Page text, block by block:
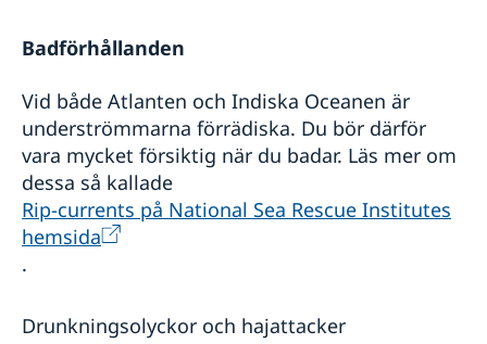
Badförhållanden
Vid både Atlanten och Indiska Oceanen är
underströmmarna förrädiska. Du bör därför
vara mycket försiktig när du badar. Läs mer om
dessa så kallade
Rip-currents på National Sea Rescue Institutes
hemsida
.
Drunkningsolyckor och hajattacker